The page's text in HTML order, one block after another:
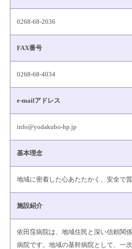
0268-68-2036
FAX番号
0268-68-4034
e-mailアドレス
info@yodakubo-hp.jp
基本理念
地域に密着した心あたたかく、安全で
施設紹介
依田窪病院は、地域住民と深い信頼関
病院です。地域の基幹病院として、一